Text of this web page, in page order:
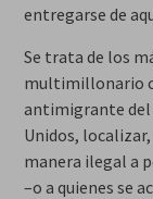
entregarse de
Se trata de los
multimillonario
antimigrante del
Unidos,
manera ilegal a
–o a quienes se